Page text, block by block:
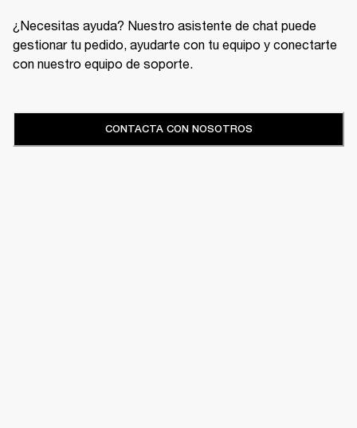
¿Necesitas ayuda? Nuestro asistente de chat puede
gestionar tu pedido, ayudarte con tu equipo y conectarte
con nuestro equipo de soporte.
CONTACTA CON NOSOTROS